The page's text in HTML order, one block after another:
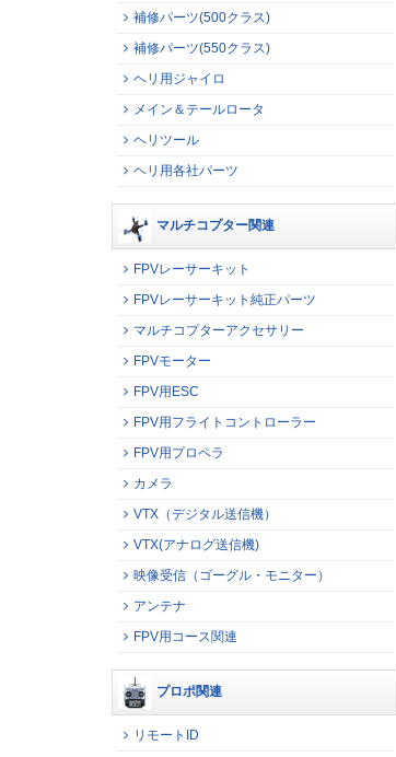
補修パーツ(500クラス)
補修パーツ(550クラス)
ヘリ用ジャイロ
メイン＆テールロータ
ヘリツール
ヘリ用各社パーツ
マルチコプター関連
FPVレーサーキット
FPVレーサーキット純正パーツ
マルチコプターアクセサリー
FPVモーター
FPV用ESC
FPV用フライトコントローラー
FPV用プロペラ
カメラ
VTX（デジタル送信機）
VTX(アナログ送信機)
映像受信（ゴーグル・モニター）
アンテナ
FPV用コース関連
プロポ関連
リモートID